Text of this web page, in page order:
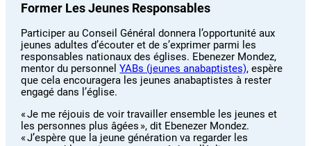
Former Les Jeunes Responsables
Participer au Conseil Général donnera l’opportunité aux
jeunes adultes d’écouter et de s’exprimer parmi les
responsables nationaux des églises. Ebenezer Mondez,
mentor du personnelYABs (jeunes anabaptistes), espère
que cela encouragera les jeunes anabaptistes à rester
engagé dans l’église.
« Je me réjouis de voir travailler ensemble les jeunes et
les personnes plus âgées », dit Ebenezer Mondez.
« J’espère que la jeune génération va regarder les